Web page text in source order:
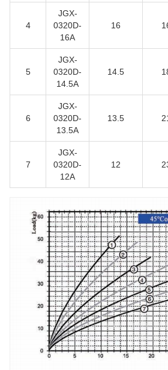
4
JGX-
0320D-
16A
16
5
JGX-
0320D-
14.5A
14.5
6
JGX-
0320D-
13.5A
13.5
7
JGX-
0320D-
12A
12